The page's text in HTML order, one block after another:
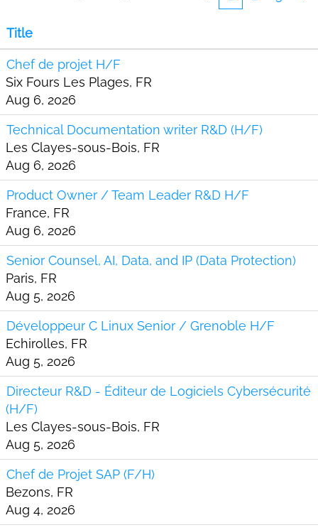
Title
Chef de projet H/F
Six Fours Les Plages, FR
Aug 6, 2026
Technical Documentation writer R&D (H/F)
Les Clayes-sous-Bois, FR
Aug 6, 2026
Product Owner / Team Leader R&D H/F
France, FR
Aug 6, 2026
Senior Counsel, AI, Data, and IP (Data Protection)
Paris, FR
Aug 5, 2026
Développeur C Linux Senior / Grenoble H/F
Echirolles, FR
Aug 5, 2026
Directeur R&D - Éditeur de Logiciels Cybersécurité
(H/F)
Les Clayes-sous-Bois, FR
Aug 5, 2026
Chef de Projet SAP (F/H)
Bezons, FR
Aug 4, 2026